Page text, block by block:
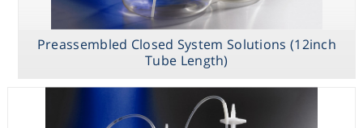
Preassembled Closed System Solutions (12inch
Tube Length)